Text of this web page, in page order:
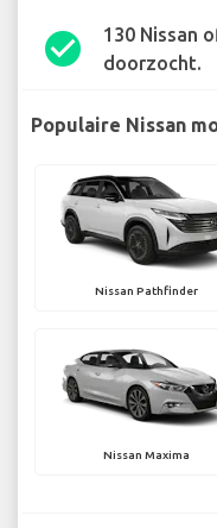
check_circle
130 Nissan
doorzocht.
Populaire Nissan
Nissan Pathfinder
Nissan Maxima